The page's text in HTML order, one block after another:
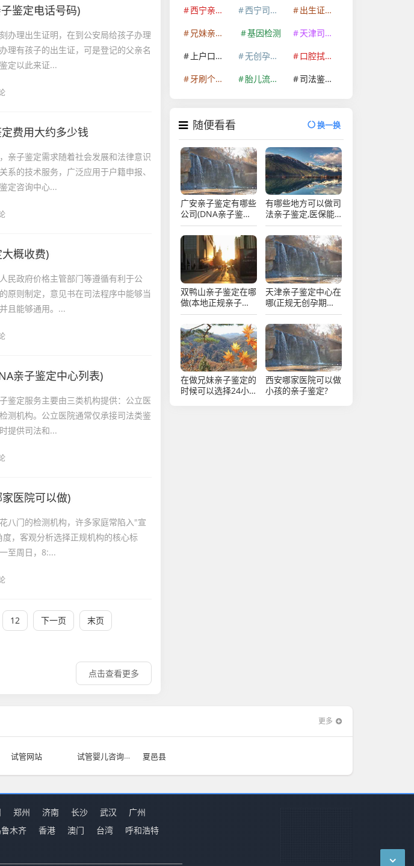
鉴定电话号码)
办理出生证明，在到公安局给孩子办理
理有孩子的出生证，可是登记的父亲名
定以此来证...
费用大约多少钱
亲子鉴定需求随着社会发展和法律意识
的技术服务，广泛应用于户籍申报、
定咨询中心...
概收费)
民政府价格主管部门等遵循有利于公
原则制定，意见书在司法程序中能够当
且能够通用。...
亲子鉴定中心列表)
鉴定服务主要由三类机构提供：公立医
测机构。公立医院通常仅承接司法类鉴
提供司法和...
医院可以做)
八门的检测机构，许多家庭常陷入"宣
，客观分析选择正规机构的核心标
至周日，8:...
12 下一页 末页
点击查看更多
西宁亲子鉴定咨询中心
西宁司法鉴定机构
出生证明亲子鉴定
兄妹亲缘关系鉴定
基因检测
天津司法鉴定机构
上户口亲子鉴定
无创孕期亲子鉴定
口腔拭子个体识别鉴定
牙刷个体识别鉴定
胎儿流产物个体识别鉴定 司法鉴定许可证
随便看看 换一换
广安亲子鉴定有哪些
公司(DNA亲子鉴定
什么样本比较准确)
有哪些地方可以做司
法亲子鉴定,医保能
不能用
双鸭山亲子鉴定在哪
做(本地正规亲子鉴
定机构地址)
天津亲子鉴定中心在
哪(正规无创孕期亲
子鉴定机构推荐)
在做兄妹亲子鉴定的
时候可以选择24小
西安哪家医院可以做
小孩的亲子鉴定?
更多
试管网站 试管婴儿咨询机构 夏邑县
郑州 济南 长沙 武汉
广州
木齐 香港 澳门 台湾
呼和浩特